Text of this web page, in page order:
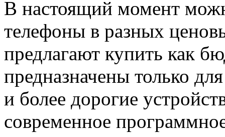
В настоящий момент
телефоны в разных
предлагают купить как
предназначены только
и более дорогие
современное